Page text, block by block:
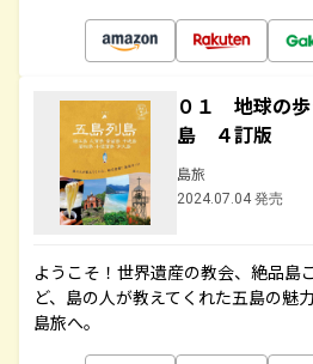
０１ 地球の
島 ４訂版
島旅
2024.07.04 発売
ようこそ！世界遺産の教会、絶品島
ど、島の人が教えてくれた五島の魅
島旅へ。